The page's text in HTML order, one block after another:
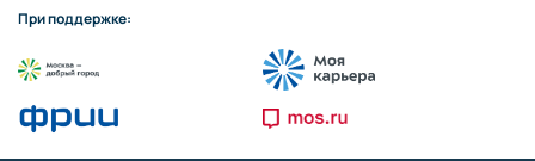
При поддержке: